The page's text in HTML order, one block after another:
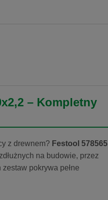
– Kompletny
z drewnem? Festool 578565
na budowie, przez
pokrywa pełne